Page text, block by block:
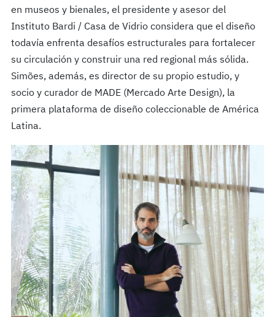
en museos y bienales, el presidente y asesor del
Instituto Bardi / Casa de Vidrio considera que el diseño
todavía enfrenta desafíos estructurales para fortalecer
su circulación y construir una red regional más sólida.
Simões, además, es director de su propio estudio, y
socio y curador de MADE (Mercado Arte Design), la
primera plataforma de diseño coleccionable de América
Latina.